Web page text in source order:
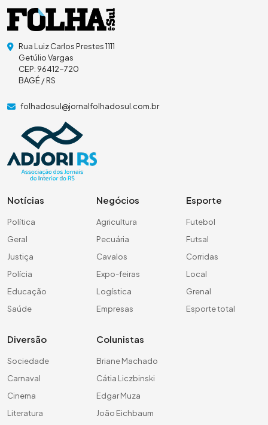
Rua Luiz Carlos Prestes 1111
Getúlio Vargas
CEP: 96412-720
BAGÉ / RS
folhadosul@jornalfolhadosul.com.br
Notícias
Política
Geral
Justiça
Polícia
Educação
Saúde
Negócios
Agricultura
Pecuária
Cavalos
Expo-feiras
Logística
Empresas
Esporte
Futebol
Futsal
Corridas
Local
Grenal
Esporte total
Diversão
Sociedade
Carnaval
Cinema
Literatura
Colunistas
Briane Machado
Cátia Liczbinski
Edgar Muza
João Eichbaum